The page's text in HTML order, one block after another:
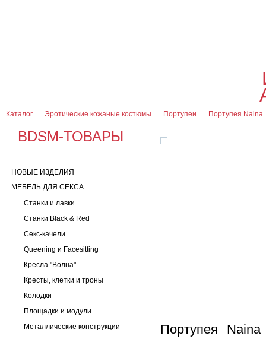
Каталог Эротические кожаные костюмы Портупеи Портупея Naina
BDSM-ТОВАРЫ
НОВЫЕ ИЗДЕЛИЯ
МЕБЕЛЬ ДЛЯ СЕКСА
Станки и лавки
Станки Black & Red
Секс-качели
Queening и Facesitting
Кресла "Волна"
Кресты, клетки и троны
Колодки
Площадки и модули
Металлические конструкции
Портупея